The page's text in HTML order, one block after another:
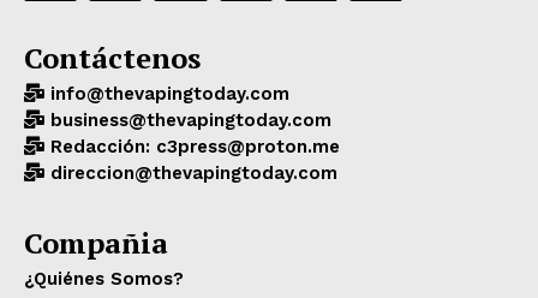
Contáctenos
info@thevapingtoday.com
business@thevapingtoday.com
Redacción: c3press@proton.me
direccion@thevapingtoday.com
Compañia
¿Quiénes Somos?